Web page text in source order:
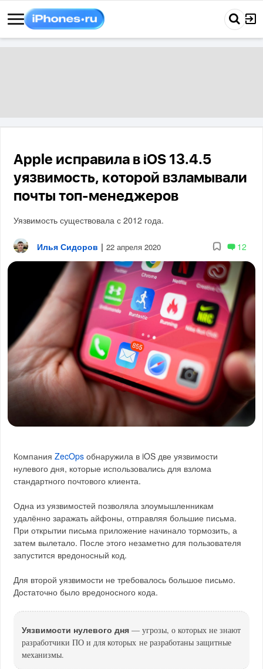
Apple исправила в iOS 13.4.5
уязвимость, которой взламывали
почты топ-менеджеров
Уязвимость существовала с 2012 года.
Илья Сидоров | 22 апреля 2020 12
КомпанияZecOps обнаружила в iOS две уязвимости
нулевого дня, которые использовались для взлома
стандартного почтового клиента.
Одна из уязвимостей позволяла злоумышленникам
удалённо заражать айфоны, отправляя большие письма.
При открытии письма приложение начинало тормозить, а
затем вылетало. После этого незаметно для пользователя
запустится вредоносный код.
Для второй уязвимости не требовалось большое письмо.
Достаточно было вредоносного кода.
Уязвимости нулевого дня — угрозы, о которых не знают
разработчики ПО и для которых не разработаны защитные
механизмы.